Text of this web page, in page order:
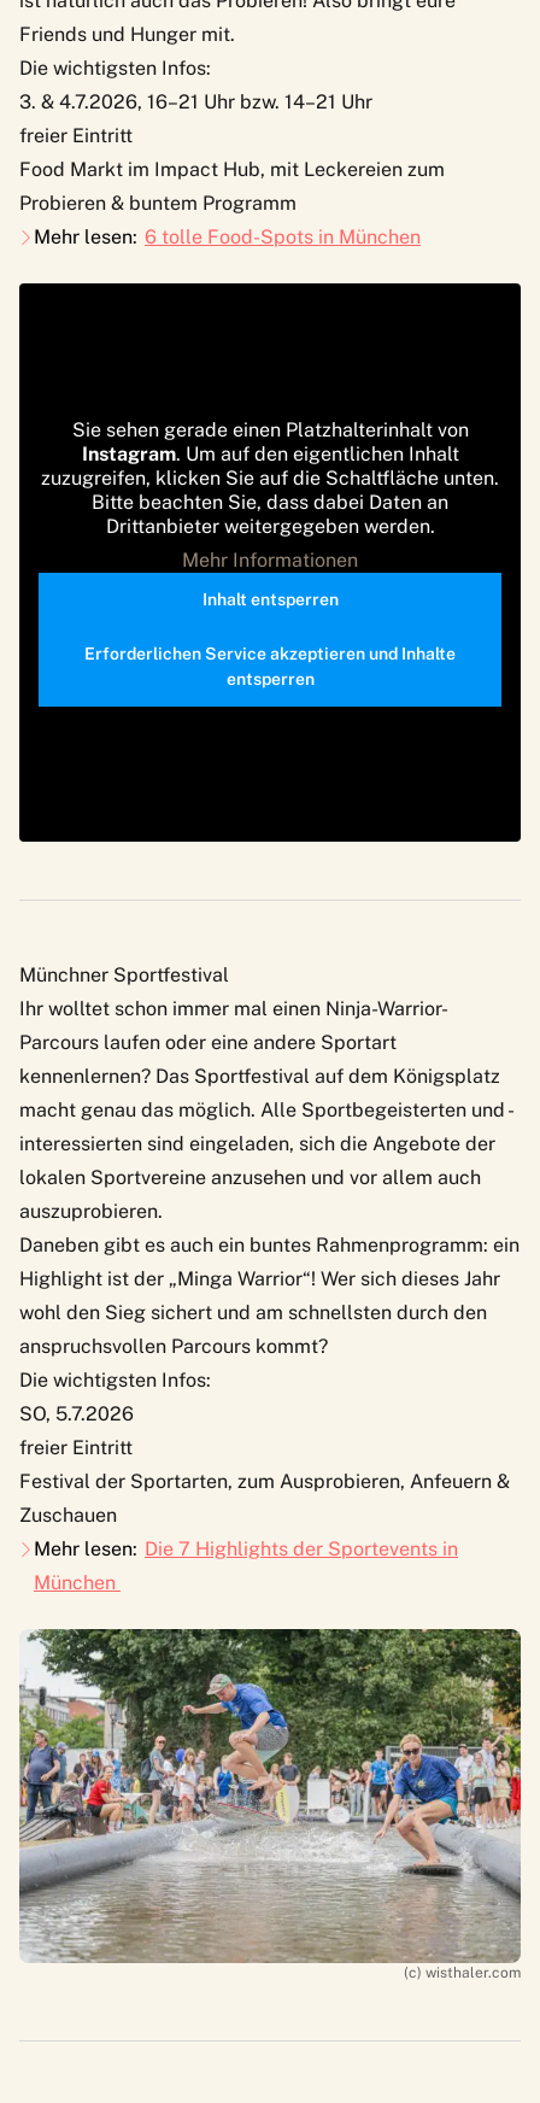
Friends und Hunger mit.
Die wichtigsten Infos:
3. & 4.7.2026, 16–21 Uhr bzw. 14–21 Uhr
freier Eintritt
Food Markt im Impact Hub, mit Leckereien zum
Probieren & buntem Programm
Mehr lesen: 6 tolle Food-Spots in München
Sie sehen gerade einen Platzhalterinhalt von
Instagram. Um auf den eigentlichen Inhalt
zuzugreifen, klicken Sie auf die Schaltfläche unten.
Bitte beachten Sie, dass dabei Daten an
Drittanbieter weitergegeben werden.
Mehr Informationen
Inhalt entsperren
Erforderlichen Service akzeptieren und Inhalte
entsperren
Münchner Sportfestival
Ihr wolltet schon immer mal einen Ninja-Warrior-
Parcours laufen oder eine andere Sportart
kennenlernen? Das Sportfestival auf dem Königsplatz
macht genau das möglich. Alle Sportbegeisterten und -
interessierten sind eingeladen, sich die Angebote der
lokalen Sportvereine anzusehen und vor allem auch
auszuprobieren.
Daneben gibt es auch ein buntes Rahmenprogramm: ein
Highlight ist der „Minga Warrior“! Wer sich dieses Jahr
wohl den Sieg sichert und am schnellsten durch den
anspruchsvollen Parcours kommt?
Die wichtigsten Infos:
SO, 5.7.2026
freier Eintritt
Festival der Sportarten, zum Ausprobieren, Anfeuern &
Zuschauen
Mehr lesen: Die 7 Highlights der Sportevents in
München
(c) wisthaler.com